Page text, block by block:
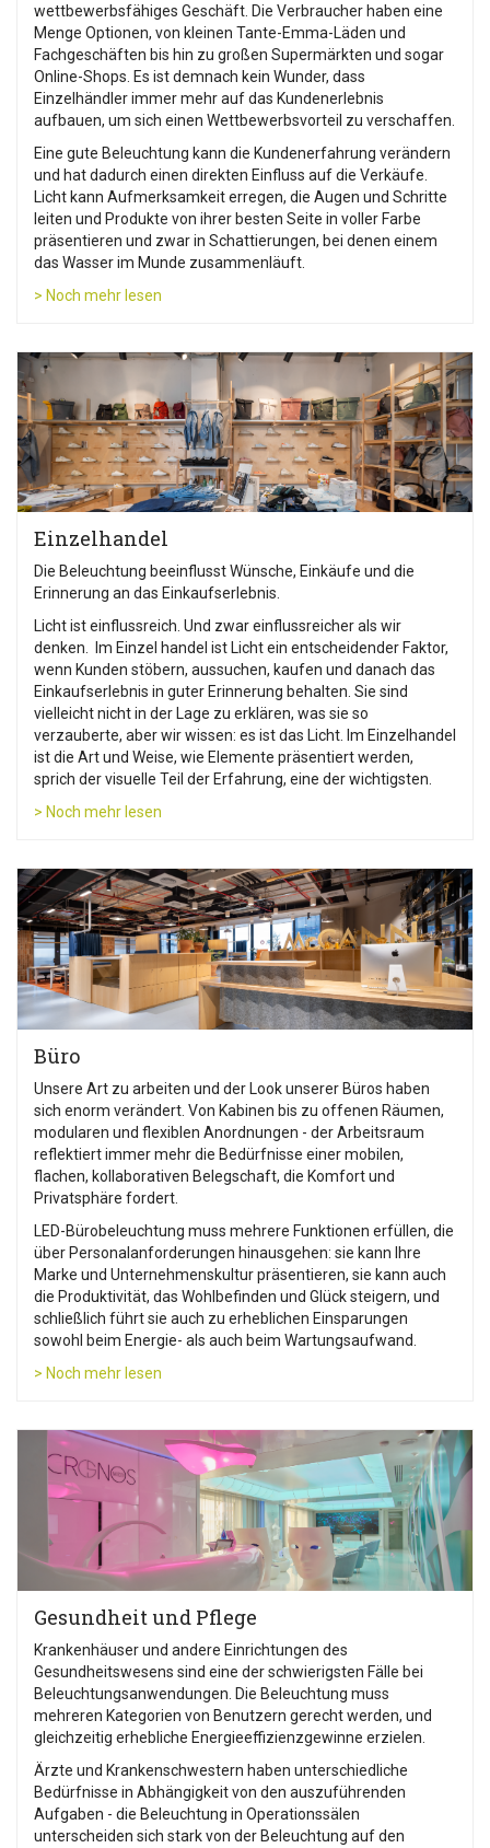
wettbewerbsfähiges Geschäft. Die Verbraucher haben eine
Menge Optionen, von kleinen Tante-Emma-Läden und
Fachgeschäften bis hin zu großen Supermärkten und sogar
Online-Shops. Es ist demnach kein Wunder, dass
Einzelhändler immer mehr auf das Kundenerlebnis
aufbauen, um sich einen Wettbewerbsvorteil zu verschaffen.
Eine gute Beleuchtung kann die Kundenerfahrung verändern
und hat dadurch einen direkten Einfluss auf die Verkäufe.
Licht kann Aufmerksamkeit erregen, die Augen und Schritte
leiten und Produkte von ihrer besten Seite in voller Farbe
präsentieren und zwar in Schattierungen, bei denen einem
das Wasser im Munde zusammenläuft.
> Noch mehr lesen
Einzelhandel
Die Beleuchtung beeinflusst Wünsche, Einkäufe und die
Erinnerung an das Einkaufserlebnis.
Licht ist einflussreich. Und zwar einflussreicher als wir
denken. Im Einzel handel ist Licht ein entscheidender Faktor,
wenn Kunden stöbern, aussuchen, kaufen und danach das
Einkaufserlebnis in guter Erinnerung behalten. Sie sind
vielleicht nicht in der Lage zu erklären, was sie so
verzauberte, aber wir wissen: es ist das Licht. Im Einzelhandel
ist die Art und Weise, wie Elemente präsentiert werden,
sprich der visuelle Teil der Erfahrung, eine der wichtigsten.
> Noch mehr lesen
Büro
Unsere Art zu arbeiten und der Look unserer Büros haben
sich enorm verändert. Von Kabinen bis zu offenen Räumen,
modularen und flexiblen Anordnungen - der Arbeitsraum
reflektiert immer mehr die Bedürfnisse einer mobilen,
flachen, kollaborativen Belegschaft, die Komfort und
Privatsphäre fordert.
LED-Bürobeleuchtung muss mehrere Funktionen erfüllen, die
über Personalanforderungen hinausgehen: sie kann Ihre
Marke und Unternehmenskultur präsentieren, sie kann auch
die Produktivität, das Wohlbefinden und Glück steigern, und
schließlich führt sie auch zu erheblichen Einsparungen
sowohl beim Energie- als auch beim Wartungsaufwand.
> Noch mehr lesen
Gesundheit und Pflege
Krankenhäuser und andere Einrichtungen des
Gesundheitswesens sind eine der schwierigsten Fälle bei
Beleuchtungsanwendungen. Die Beleuchtung muss
mehreren Kategorien von Benutzern gerecht werden, und
gleichzeitig erhebliche Energieeffizienzgewinne erzielen.
Ärzte und Krankenschwestern haben unterschiedliche
Bedürfnisse in Abhängigkeit von den auszuführenden
Aufgaben - die Beleuchtung in Operationssälen
unterscheiden sich stark von der Beleuchtung auf den